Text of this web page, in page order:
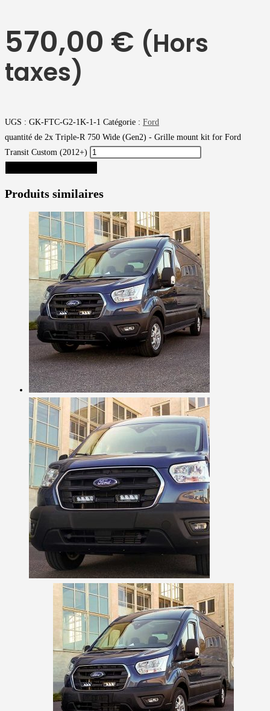
570,00 € (Hors
taxes)
UGS : GK-FTC-G2-1K-1-1 Catégorie : Ford
quantité de 2x Triple-R 750 Wide (Gen2) - Grille mount kit for Ford
Transit Custom (2012+)
Produits similaires